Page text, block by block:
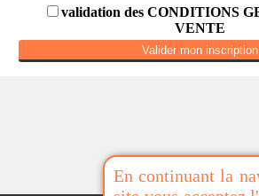
En continuant la
validation des CONDITIONS
VENTE